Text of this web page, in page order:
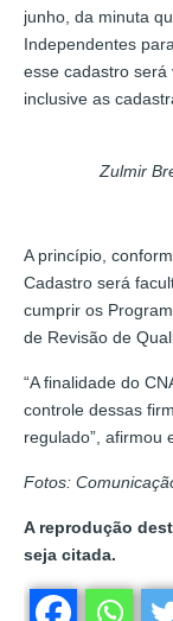
junho, da minuta
Independentes
esse cadastro será
inclusive as
Zulmir
A princípio,
Cadastro será
cumprir os
de Revisão de
“A finalidade do
controle dessas
regulado”, afirmou
Fotos:
A reprodução
seja citada.